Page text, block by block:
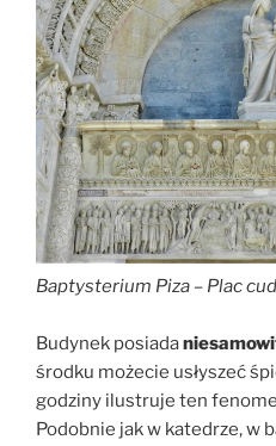
Baptysterium Piza – Plac
Budynek posiada
środku możecie usłyszeć
godziny ilustruje ten
Podobnie jak w katedrze, w